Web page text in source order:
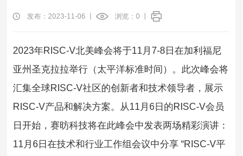
发布：2023-11-06 丨 浏览：0
2023年RISC-V北美峰会将于11月7-8日在加利福尼
亚州圣克拉拉举行（太平洋标准时间）。此次峰会将
汇集全球RISC-V社区的创新者和技术领导者，展示
RISC-V产品和解决方案。从11月6日的RISC-V会员
日开始，赛昉科技将在此峰会中发表两场精彩演讲：
11月6日在技术和行业工作组会议中分享“RISC-V平